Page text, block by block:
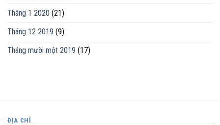
Tháng 1 2020 (21)
Tháng 12 2019 (9)
Tháng mười một 2019 (17)
ĐỊA CHỈ